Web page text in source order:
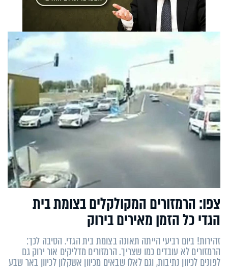
צפו: הרמזורים המקולקלים בצומת בית
הגדי כל הזמן מאירים בירוק
זהירות! ביום רביעי הייתה תאונה בצומת בית הגדי. הסיבה לכך:
הרמזורים לא עובדים כמו שצריך. הרמזורים מדליקים אור ירוק גם
לפונים לכיוון נתיבות, וגם לאלו שבאים מכיוון אשקלון לכיוון באר שבע